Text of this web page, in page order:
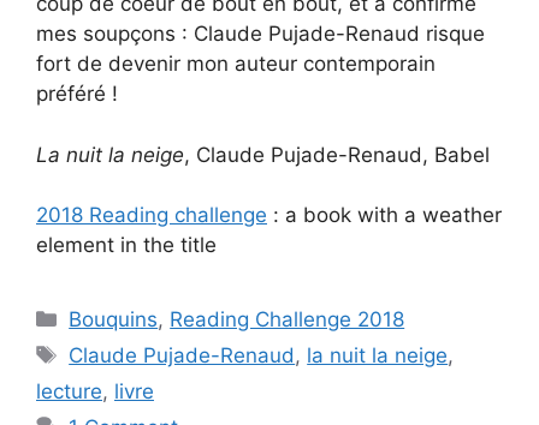
mes soupçons : Claude Pujade-Renaud risque
fort de devenir mon auteur contemporain
préféré !
La nuit la neige, Claude Pujade-Renaud, Babel
2018 Reading challenge : a book with a weather
element in the title
Categories
Bouquins, Reading Challenge 2018
Tags
Claude Pujade-Renaud, la nuit la neige,
lecture, livre